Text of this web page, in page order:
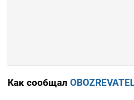
Как сообщал